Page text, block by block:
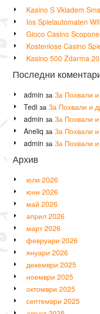
Kasino S Vkladem
Ios Spielautomaten
Gioco Casino
Kostenlose Casino
Kasino 500 Zdarma
Последни
admin за За Похвали
Tedi за За Похвали и
admin за За Похвали
Aneliq за За Похвали
admin за За Похвали
Архив
юли 2026
юни 2026
май 2026
април 2026
март 2026
февруари 2026
януари 2026
декември 2025
ноември 2025
октомври 2025
септември 2025